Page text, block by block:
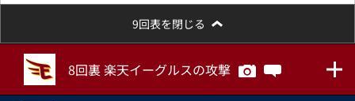
9回表を閉じる
8回裏 楽天イーグルスの攻撃